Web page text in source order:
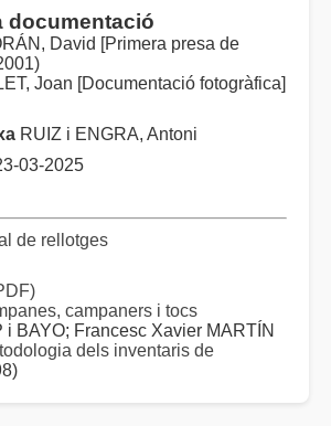
documentació
David [Primera presa de
Joan [Documentació fotogràfica]
RUIZ i ENGRA, Antoni
03-2025
de rellotges
campaners i tocs
i BAYO; Francesc Xavier MARTÍN
dels inventaris de